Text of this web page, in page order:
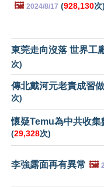
🖼️ 2024/8/17 (928,130次)
東莞走向沒落 世界工
次)
傳北戴河元老責成習
次)
懷疑Temu為中共收
(29,328次)
李強露面再有異常 🖼️